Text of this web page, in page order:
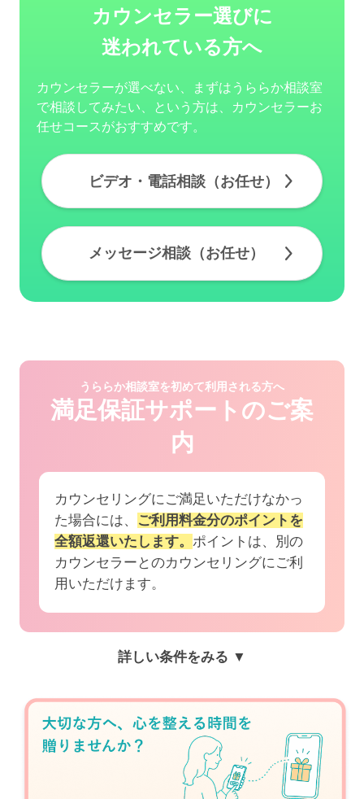
カウンセラー選びに
迷われている方へ
カウンセラーが選べない、まずはうららか相談室
で相談してみたい、という方は、カウンセラーお
任せコースがおすすめです。
ビデオ・電話相談（お任せ）
メッセージ相談（お任せ）
うららか相談室を初めて利用される方へ
満足保証サポートのご案
内
カウンセリングにご満足いただけなかっ
た場合には、
ご利用料金分のポイントを
全額返還いたします。 ポイントは、別の
カウンセラーとのカウンセリングにご利
用いただけます。
詳しい条件をみる ▼